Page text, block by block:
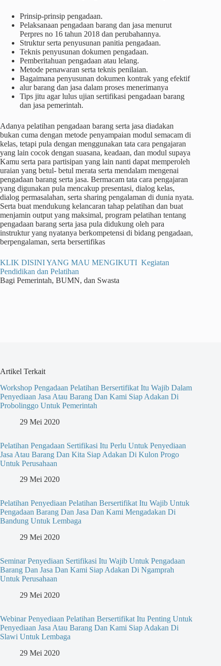
Prinsip-prinsip pengadaan.
Pelaksanaan pengadaan barang dan jasa menurut
Perpres no 16 tahun 2018 dan perubahannya.
Struktur serta penyusunan panitia pengadaan.
Teknis penyusunan dokumen pengadaan.
Pemberitahuan pengadaan atau lelang.
Metode penawaran serta teknis penilaian.
Bagaimana penyusunan dokumen kontrak yang efektif
alur barang dan jasa dalam proses menerimanya
Tips jitu agar lulus ujian sertifikasi pengadaan barang
dan jasa pemerintah.
Adanya pelatihan pengadaan barang serta jasa diadakan
bukan cuma dengan metode penyampaian modul semacam di
kelas, tetapi pula dengan menggunakan tata cara pengajaran
yang lain cocok dengan suasana, keadaan, dan modul supaya
Kamu serta para partisipan yang lain nanti dapat memperoleh
uraian yang betul- betul merata serta mendalam mengenai
pengadaan barang serta jasa. Bermacam tata cara pengajaran
yang digunakan pula mencakup presentasi, dialog kelas,
dialog permasalahan, serta sharing pengalaman di dunia nyata.
Serta buat mendukung kelancaran tahap pelatihan dan buat
menjamin output yang maksimal, program pelatihan tentang
pengadaan barang serta jasa pula didukung oleh para
instruktur yang nyatanya berkompetensi di bidang pengadaan,
berpengalaman, serta bersertifikas
KLIK DISINI YANG MAU MENGIKUTI Kegiatan
Pendidikan dan Pelatihan
Bagi Pemerintah, BUMN, dan Swasta
Artikel Terkait
Workshop Pengadaan Pelatihan Bersertifikat Itu Wajib Dalam
Penyediaan Jasa Atau Barang Dan Kami Siap Adakan Di
Probolinggo Untuk Pemerintah
29 Mei 2020
Pelatihan Pengadaan Sertifikasi Itu Perlu Untuk Penyediaan
Jasa Atau Barang Dan Kita Siap Adakan Di Kulon Progo
Untuk Perusahaan
29 Mei 2020
Pelatihan Penyediaan Pelatihan Bersertifikat Itu Wajib Untuk
Pengadaan Barang Dan Jasa Dan Kami Mengadakan Di
Bandung Untuk Lembaga
29 Mei 2020
Seminar Penyediaan Sertifikasi Itu Wajib Untuk Pengadaan
Barang Dan Jasa Dan Kami Siap Adakan Di Ngamprah
Untuk Perusahaan
29 Mei 2020
Webinar Penyediaan Pelatihan Bersertifikat Itu Penting Untuk
Penyediaan Jasa Atau Barang Dan Kami Siap Adakan Di
Slawi Untuk Lembaga
29 Mei 2020